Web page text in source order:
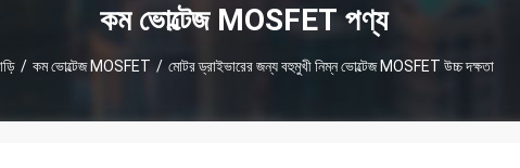
কম ভোল্টেজ MOSFET পণ্য
/ কম ভোল্টেজ MOSFET / মোটর ড্রাইভারের জন্য বহুমুখী নিম্ন ভোল্টেজ MOSFET উচ্চ দক্ষতা